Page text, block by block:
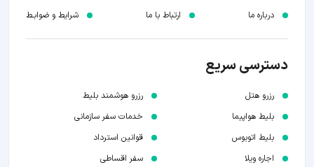
درباره ما ارتباط با ما شرایط و ضوابـط
دسترسی سریع
رزرو هتل
بلیط هواپیما
بلیط اتوبوس
اجاره ویلا
رزرو هوشمند بلیط
خدمات سفر سازمانی
قوانین استرداد
سفر اقساطی